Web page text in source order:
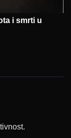
i smrti u